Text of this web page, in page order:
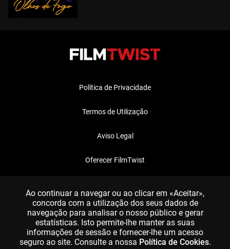
Política de Privacidade
Termos de Utilização
Aviso Legal
Oferecer FilmTwist
Ao continuar a navegar ou ao clicar em «Aceitar»,
concorda com a utilização dos seus dados de
navegação para analisar o nosso público e gerar
estatísticas. Isto permite-lhe manter as suas
informações de sessão e fornecer-lhe um acesso
seguro ao site. Consulte a nossa Política de Cookies.